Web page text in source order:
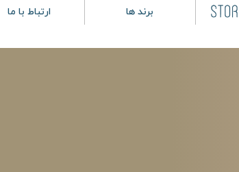
برند ها ارتباط با ما